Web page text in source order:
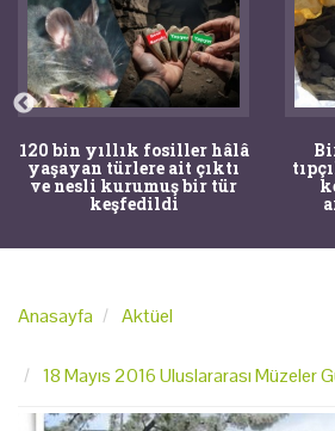
120 bin yıllık fosiller hâlâ
yaşayan türlere ait çıktı
ve nesli kurumuş bir tür
keşfedildi
Anasayfa Aktüel
18 Mayıs 2016 Uluslararası Müzeler